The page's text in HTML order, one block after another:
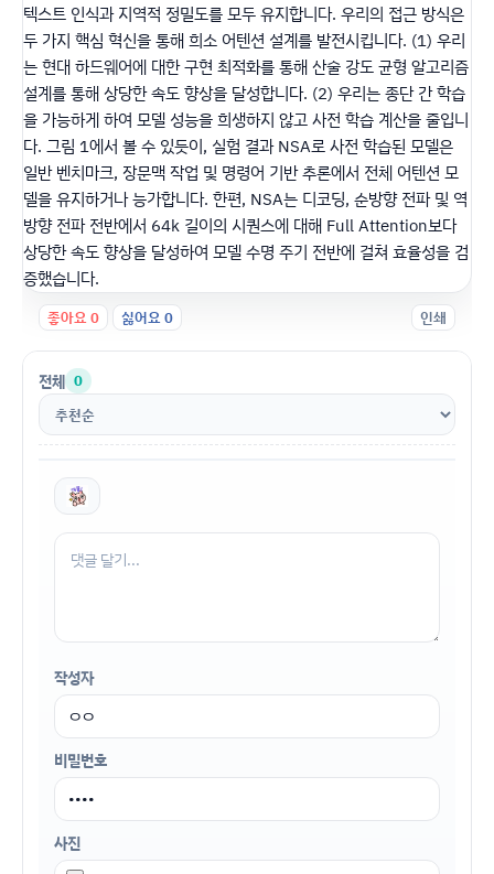
텍스트 인식과 지역적 정밀도를 모두 유지합니다. 우리의 접근 방식은
두 가지 핵심 혁신을 통해 희소 어텐션 설계를 발전시킵니다. (1) 우리
는 현대 하드웨어에 대한 구현 최적화를 통해 산술 강도 균형 알고리즘
설계를 통해 상당한 속도 향상을 달성합니다. (2) 우리는 종단 간 학습
을 가능하게 하여 모델 성능을 희생하지 않고 사전 학습 계산을 줄입니
다. 그림 1에서 볼 수 있듯이, 실험 결과 NSA로 사전 학습된 모델은
일반 벤치마크, 장문맥 작업 및 명령어 기반 추론에서 전체 어텐션 모
델을 유지하거나 능가합니다. 한편, NSA는 디코딩, 순방향 전파 및 역
방향 전파 전반에서 64k 길이의 시퀀스에 대해 Full Attention보다
상당한 속도 향상을 달성하여 모델 수명 주기 전반에 걸쳐 효율성을 검
증했습니다.
좋아요0 싫어요0 인쇄
전체 0
작성자
비밀번호
사진